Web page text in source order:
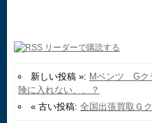
新しい投稿 »: Mベンツ G
険に入れない、、？
« 古い投稿: 全国出張買取Ｇ